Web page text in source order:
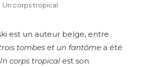
Un corps tropical
est un auteur belge, entre
tombes et un fantôme a été
corps tropical est son